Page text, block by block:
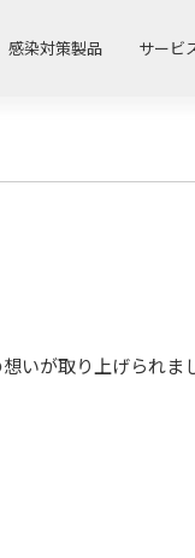
感染対策製品 サービ
いが取り上げられま